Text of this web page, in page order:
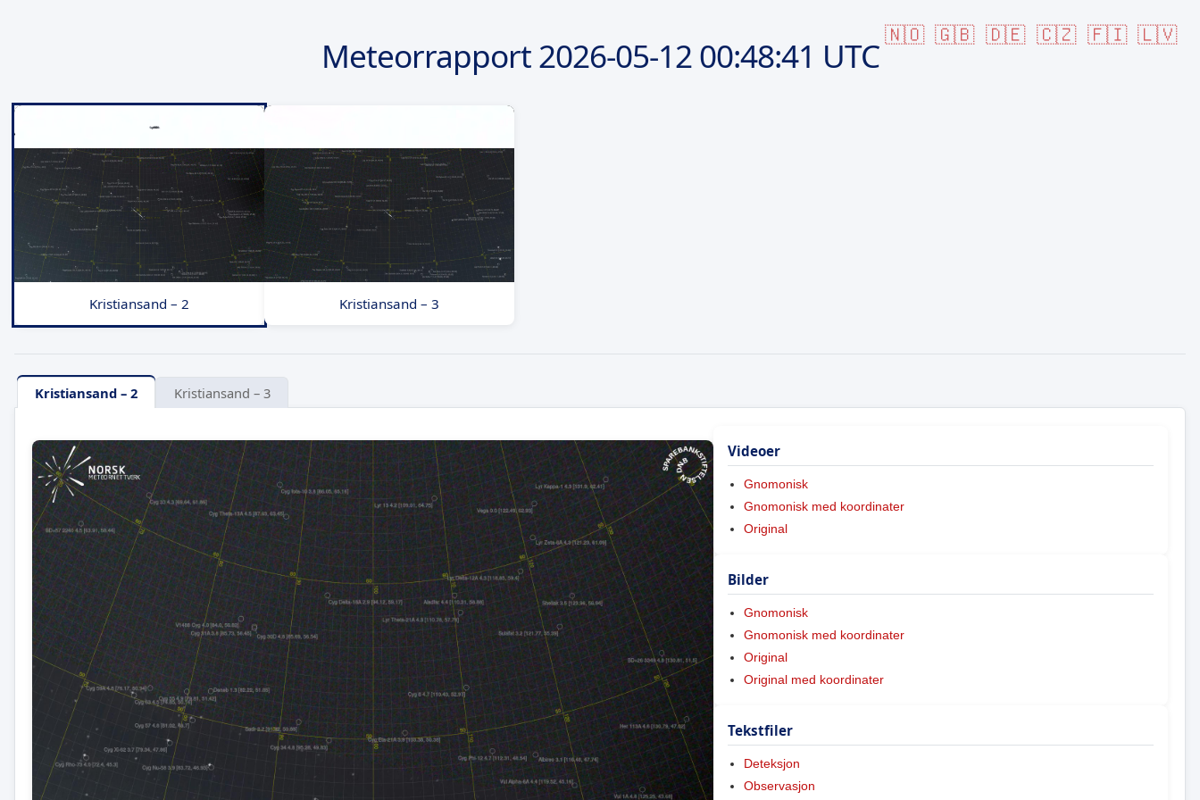
🇳🇴 🇬🇧 🇩🇪 🇨🇿 🇫🇮 🇱🇻
Meteorrapport2026-05-1200:48:41 UTC
Kristiansand – 2 Kristiansand – 3
Kristiansand – 2 Kristiansand – 3
Videoer
Gnomonisk
Gnomonisk med koordinater
Original
Bilder
Gnomonisk
Gnomonisk med koordinater
Original
Original med koordinater
Tekstfiler
Deteksjon
Observasjon